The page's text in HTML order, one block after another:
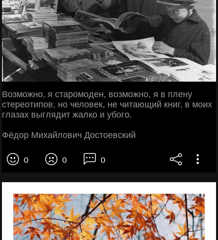
Возможно, я старомоден, возможно, я в плену
стереотипов, но человек, не читающий книг, в моих
глазах выглядит жалко и убого.
Фёдор Михайлович Достоевский
0 0 0